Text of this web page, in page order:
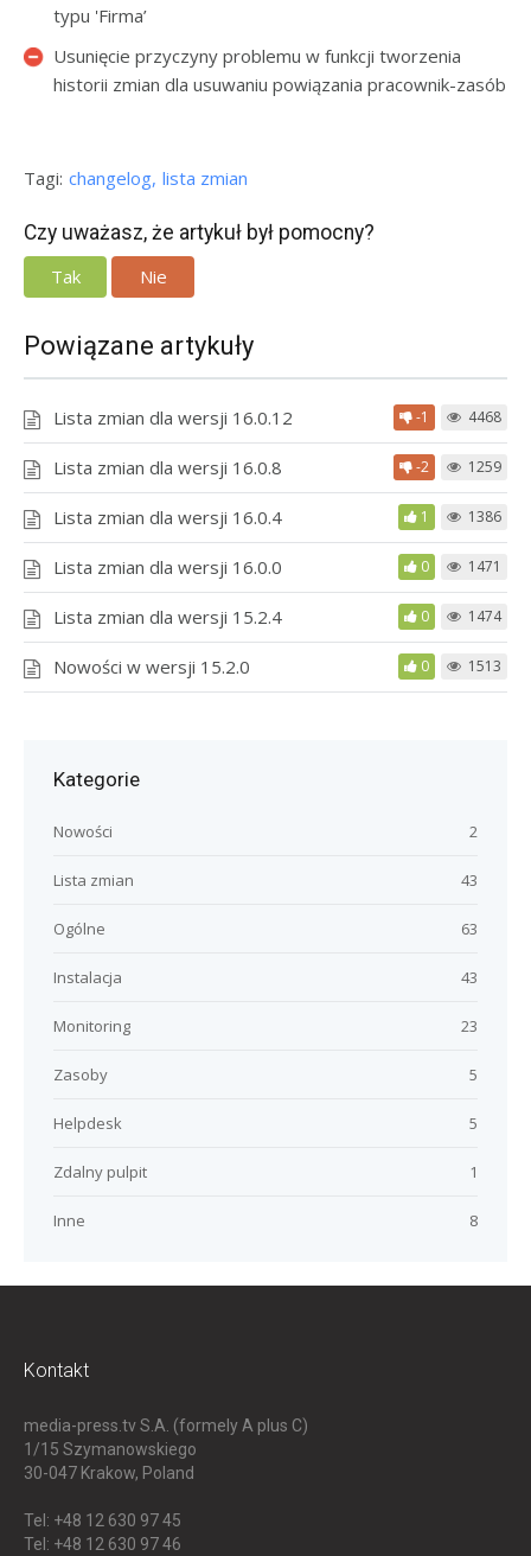
typu 'Firma’
Usunięcie przyczyny problemu w funkcji tworzenia
historii zmian dla usuwaniu powiązania pracownik-zasób
Tagi: changelog lista zmian
Czy uważasz, że artykuł był pomocny?
Tak
Nie
Powiązane artykuły
Lista zmian dla wersji 16.0.12 -1 4468
Lista zmian dla wersji 16.0.8 -2 1259
Lista zmian dla wersji 16.0.4 1 1386
Lista zmian dla wersji 16.0.0 0 1471
Lista zmian dla wersji 15.2.4 0 1474
Nowości w wersji 15.2.0 0 1513
Kategorie
2
Nowości
43
Lista zmian
63
Ogólne
43
Instalacja
23
Monitoring
5
Zasoby
5
Helpdesk
1
Zdalny pulpit
8
Inne
Kontakt
media-press.tv S.A. (formely A plus C)
1/15 Szymanowskiego
30-047 Krakow, Poland
Tel: +48 12 630 97 45
Tel: +48 12 630 97 46